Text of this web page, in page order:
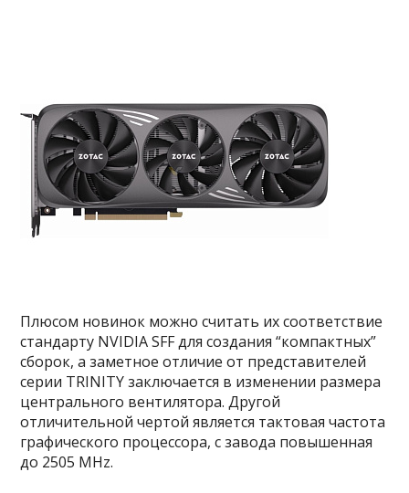
Плюсом новинок можно считать их соответствие
стандарту NVIDIA SFF для создания “компактных”
сборок, а заметное отличие от представителей
серии TRINITY заключается в изменении размера
центрального вентилятора. Другой
отличительной чертой является тактовая частота
графического процессора, с завода повышенная
до 2505 MHz.